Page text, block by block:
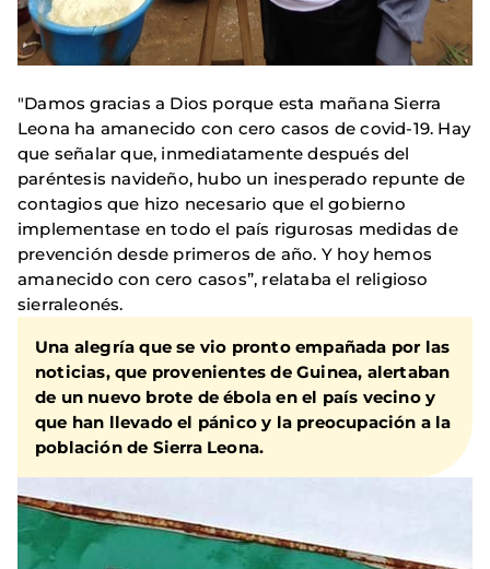
"Damos gracias a Dios porque esta mañana Sierra
Leona ha amanecido con cero casos de covid-19. Hay
que señalar que, inmediatamente después del
paréntesis navideño, hubo un inesperado repunte de
contagios que hizo necesario que el gobierno
implementase en todo el país rigurosas medidas de
prevención desde primeros de año. Y hoy hemos
amanecido con cero casos”, relataba el religioso
sierraleonés.
Una alegría que se vio pronto empañada por las
noticias, que provenientes de Guinea, alertaban
de un nuevo brote de ébola en el país vecino y
que han llevado el pánico y la preocupación a la
población de Sierra Leona.